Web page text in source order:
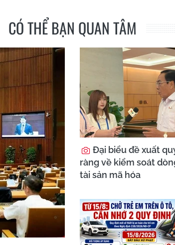
CÓ THỂ BẠN QUAN TÂM
Đại biểu đề xuất
ràng về kiểm soát
tài sản mã hóa